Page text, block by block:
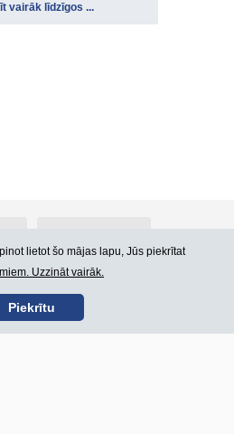
vairāk līdzīgos ...
Lietošanas noteikumi
lietot šo mājas lapu, Jūs piekrītat
Uzzināt vairāk.
Piekrītu